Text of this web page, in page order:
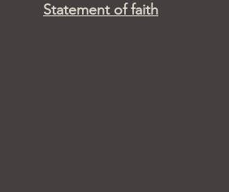
Statement of faith